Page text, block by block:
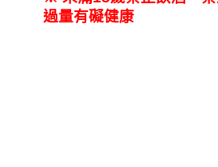
過量有礙健康